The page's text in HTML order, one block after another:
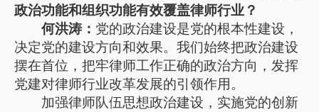
政治功能和组织功能有效覆盖律师行业？
何洪涛： 党的政治建设是党的根本性建设，
决定党的建设方向和效果。我们始终把政治建设
摆在首位，把牢律师工作正确的政治方向，发挥
党建对律师行业改革发展的引领作用。
加强律师队伍思想政治建设，实施党的创新